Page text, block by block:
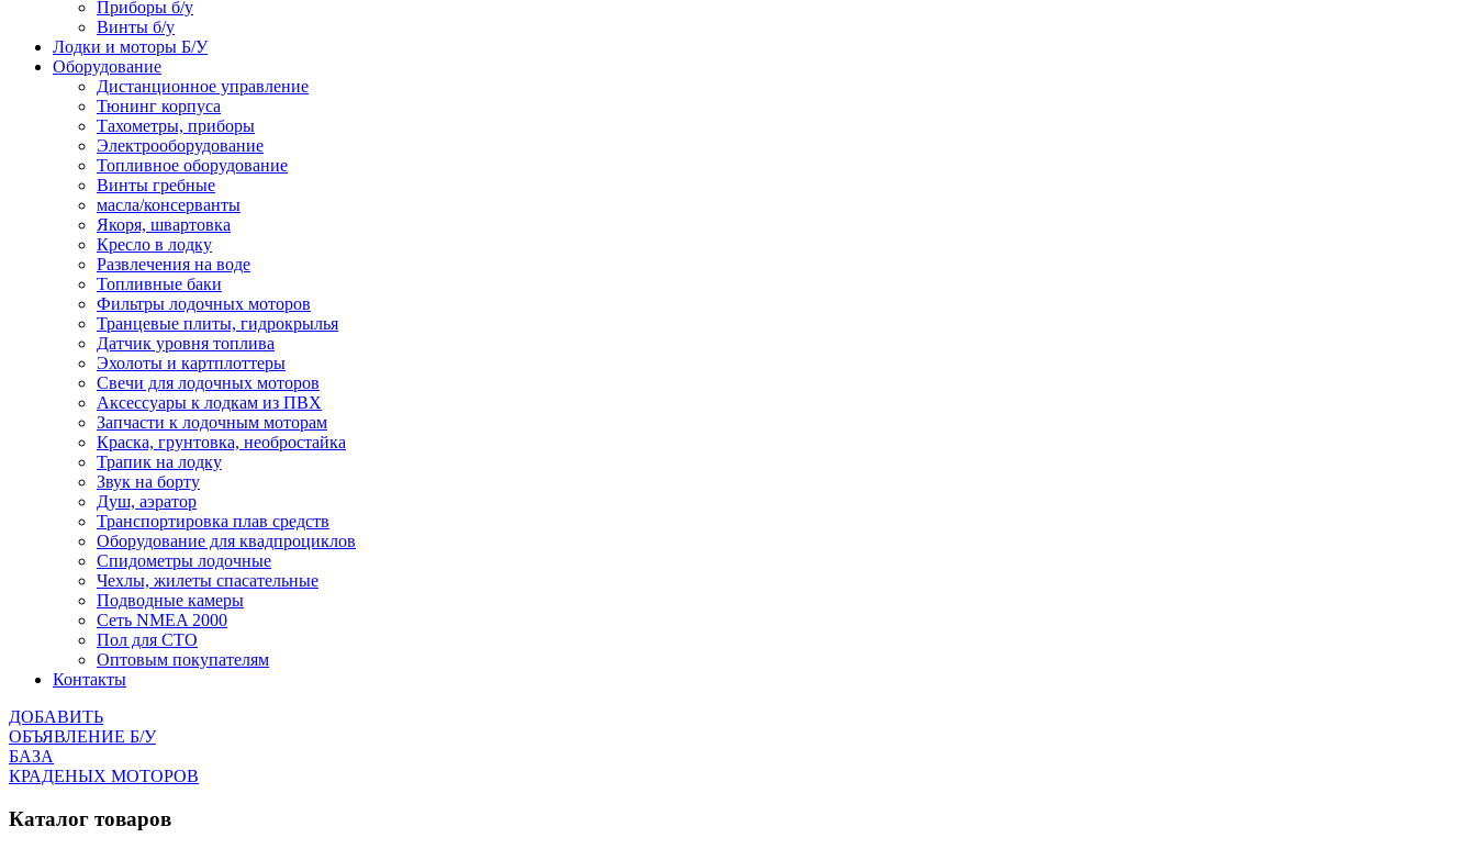
Приборы б/у
Винты б/у
Лодки и моторы Б/У
Оборудование
Дистанционное управление
Тюнинг корпуса
Тахометры, приборы
Электрооборудование
Топливное оборудование
Винты гребные
масла/консерванты
Якоря, швартовка
Кресло в лодку
Развлечения на воде
Топливные баки
Фильтры лодочных моторов
Транцевые плиты, гидрокрылья
Датчик уровня топлива
Эхолоты и картплоттеры
Cвечи для лодочных моторов
Аксессуары к лодкам из ПВХ
Запчасти к лодочным моторам
Краска, грунтовка, необростайка
Трапик на лодку
Звук на борту
Душ, аэратор
Транспортировка плав средств
Оборудование для квадпроциклов
Спидометры лодочные
Чехлы, жилеты спасательные
Подводные камеры
Сеть NMEA 2000
Пол для СТО
Оптовым покупателям
Контакты
ДОБАВИТЬ
ОБЪЯВЛЕНИЕ Б/У
БАЗА
КРАДЕНЫХ МОТОРОВ
Каталог товаров